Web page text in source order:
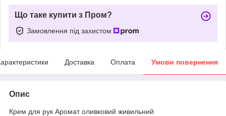
Що таке купити з Пром?
Замовлення під захистом
Доставка Оплата Умови повернення
Опис
Крем для рук Аромат оливковий живильний